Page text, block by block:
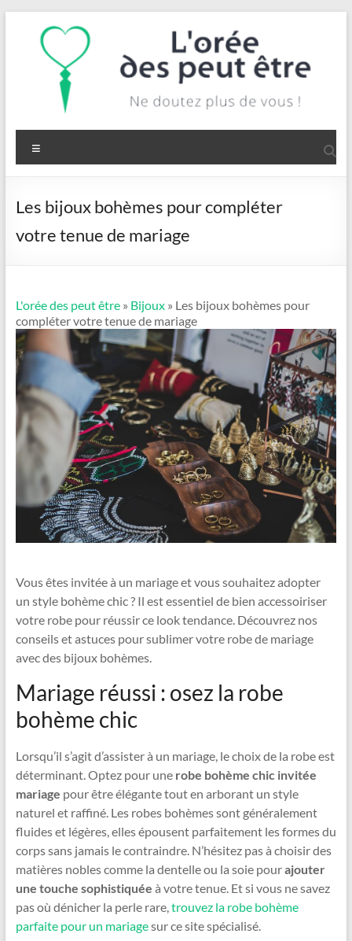
contenu
L'orée
des
peut
être
doutez
!
Les bijoux bohèmes pour compléter
votre tenue de mariage
L'orée des peut être» Bijoux» Les bijoux bohèmes pour
compléter votre tenue de mariage
Vous êtes invitée à un mariage et vous souhaitez adopter
un style bohème chic ? Il est essentiel de bien accessoiriser
votre robe pour réussir ce look tendance. Découvrez nos
conseils et astuces pour sublimer votre robe de mariage
avec des bijoux bohèmes.
Mariage réussi : osez la robe
bohème chic
Lorsqu’il s’agit d’assister à un mariage, le choix de la robe est
déterminant. Optez pour une robe bohème chic invitée
mariage pour être élégante tout en arborant un style
naturel et raffiné. Les robes bohèmes sont généralement
fluides et légères, elles épousent parfaitement les formes du
corps sans jamais le contraindre. N’hésitez pas à choisir des
matières nobles comme la dentelle ou la soie pourajouter
une touche sophistiquée à votre tenue. Et si vous ne savez
pas où dénicher la perle rare,trouvez la robe bohème
parfaite pour un mariagesur ce site spécialisé.